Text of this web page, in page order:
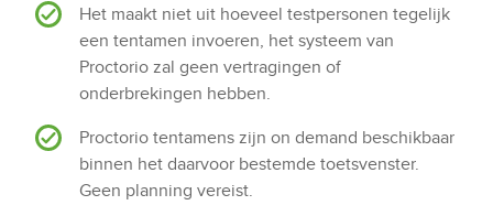
Het maakt niet uit hoeveel testpersonen tegelijk
een tentamen invoeren, het systeem van
Proctorio zal geen vertragingen of
onderbrekingen hebben.
Proctorio tentamens zijn on demand beschikbaar
binnen het daarvoor bestemde toetsvenster.
Geen planning vereist.